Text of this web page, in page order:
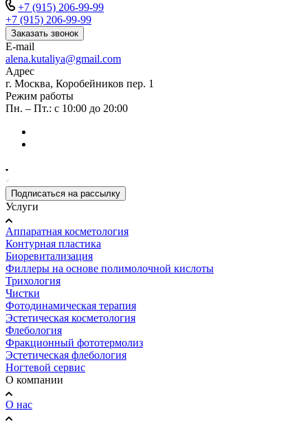
+7 (915) 206-99-99
+7 (915) 206-99-99
Заказать звонок
E-mail
alena.kutaliya@gmail.com
Адрес
г. Москва, Коробейников пер. 1
Режим работы
Пн. – Пт.: с 10:00 до 20:00
Подписаться на рассылку
Услуги
Аппаратная косметология
Контурная пластика
Биоревитализация
Филлеры на основе полимолочной кислоты
Трихология
Чистки
Фотодинамическая терапия
Эстетическая косметология
Флебология
Фракционный фототермолиз
Эстетическая флебология
Ногтевой сервис
О компании
О нас